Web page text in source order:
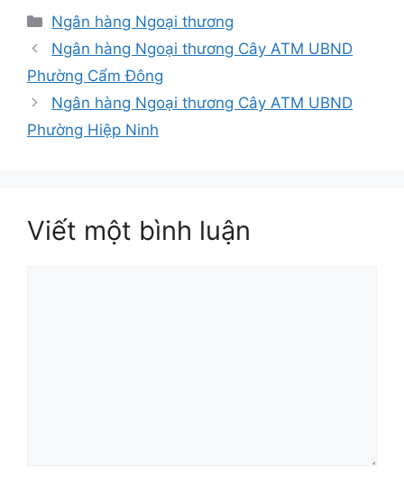
Danh
mục
Ngân hàng Ngoại thương
Ngân hàng Ngoại thương Cây ATM UBND
Phường Cẩm Đông
Ngân hàng Ngoại thương Cây ATM UBND
Phường Hiệp Ninh
Viết một bình luận